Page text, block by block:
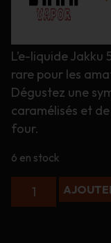
L’e-liquide
rare pour les
Dégustez une
caramélisés et
four.
6 en stock
Jakku